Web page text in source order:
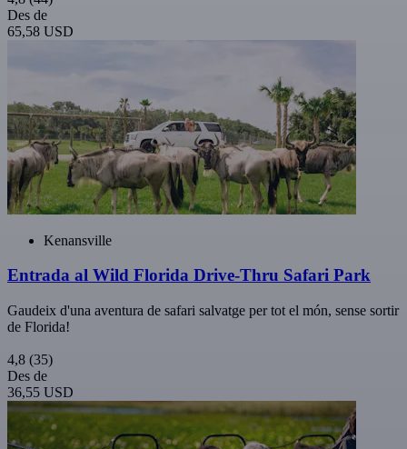
Des de
65,58 USD
Kenansville
Entrada al Wild Florida Drive-Thru Safari Park
Gaudeix d'una aventura de safari salvatge per tot el món, sense sortir
de Florida!
4,8 (35)
Des de
36,55 USD